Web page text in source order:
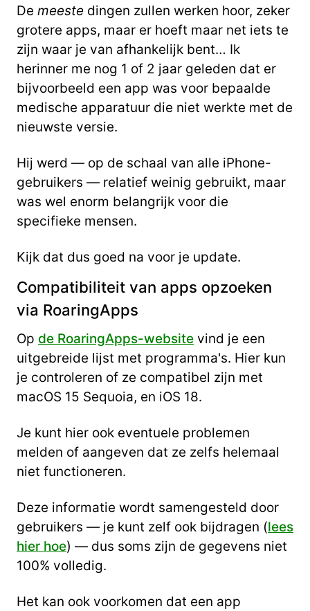
De meeste dingen zullen werken hoor, zeker
grotere apps, maar er hoeft maar net iets te
zijn waar je van afhankelijk bent… Ik
herinner me nog 1 of 2 jaar geleden dat er
bijvoorbeeld een app was voor bepaalde
medische apparatuur die niet werkte met de
nieuwste versie.
Hij werd — op de schaal van alle iPhone-
gebruikers — relatief weinig gebruikt, maar
was wel enorm belangrijk voor die
specifieke mensen.
Kijk dat dus goed na voor je update.
Compatibiliteit van apps opzoeken
via RoaringApps
Op de RoaringApps-website vind je een
uitgebreide lijst met programma's. Hier kun
je controleren of ze compatibel zijn met
macOS 15 Sequoia, en iOS 18.
Je kunt hier ook eventuele problemen
melden of aangeven dat ze zelfs helemaal
niet functioneren.
Deze informatie wordt samengesteld door
gebruikers — je kunt zelf ook bijdragen (lees
hier hoe) — dus soms zijn de gegevens niet
100% volledig.
Het kan ook voorkomen dat een app